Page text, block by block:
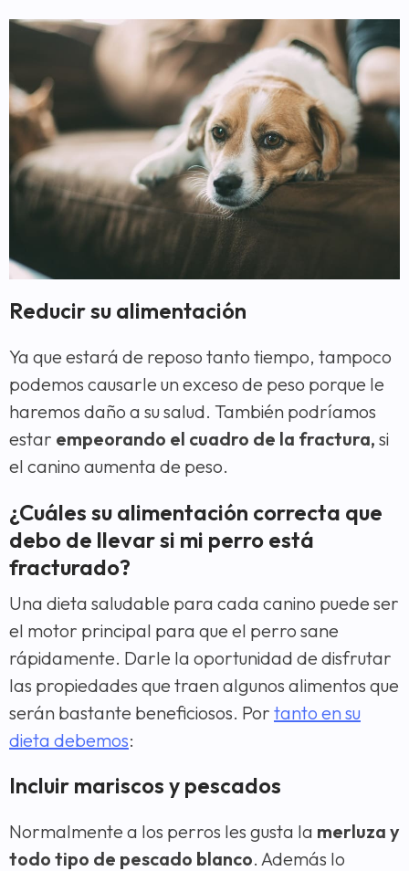
Reducir su alimentación
Ya que estará de reposo tanto tiempo, tampoco
podemos causarle un exceso de peso porque le
haremos daño a su salud. También podríamos
estar empeorando el cuadro de la fractura, si
el canino aumenta de peso.
¿Cuáles su alimentación correcta que
debo de llevar si mi perro está
fracturado?
Una dieta saludable para cada canino puede ser
el motor principal para que el perro sane
rápidamente. Darle la oportunidad de disfrutar
las propiedades que traen algunos alimentos que
serán bastante beneficiosos. Por tanto en su
dieta debemos:
Incluir mariscos y pescados
Normalmente a los perros les gusta la merluza y
todo tipo de pescado blanco. Además lo